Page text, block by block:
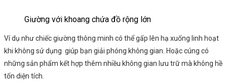
Giường với khoang chứa đồ rộng lớn
Ví dụ như chiếc giường thông minh có thể gấp lên hạ xuống linh hoạt
khi không sử dụng giúp bạn giải phóng không gian. Hoặc cúng có
những sản phẩm kết hợp thêm nhiều không gian lưu trữ mà không hề
tốn diện tích.